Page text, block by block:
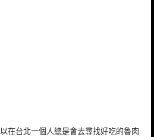
在台北一個人總是會去尋找好吃的魯肉